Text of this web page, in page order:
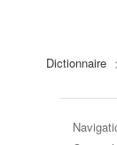
Dictionnaire